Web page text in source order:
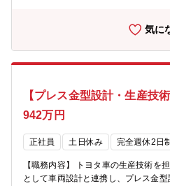
気に
【プレス金型設計・生産技
942万円
正社員 土日休み 完全週休2日制
【職務内容】 トヨタ車の生産技術を
として車両設計と連携し、プレス金